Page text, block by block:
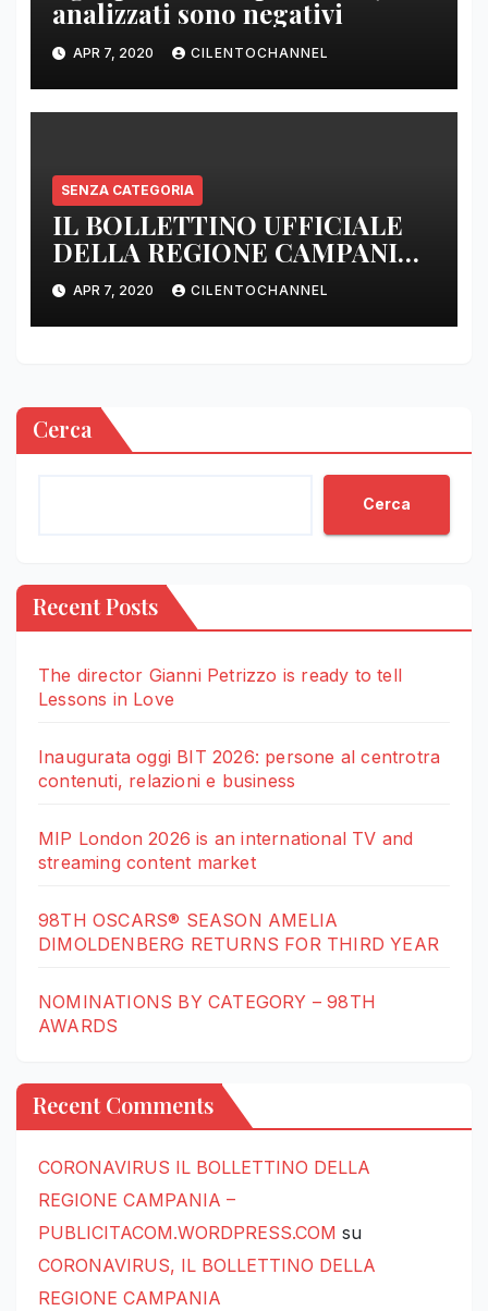
analizzati sono negativi
APR 7, 2020 CILENTOCHANNEL
SENZA CATEGORIA
IL BOLLETTINO UFFICIALE
DELLA REGIONE CAMPANIA
DELLE ORE 22.00
APR 7, 2020 CILENTOCHANNEL
Cerca
Cerca
Recent Posts
The director Gianni Petrizzo is ready to tell
Lessons in Love
Inaugurata oggi BIT 2026: persone al centrotra
contenuti, relazioni e business
MIP London 2026 is an international TV and
streaming content market
98TH OSCARS® SEASON AMELIA
DIMOLDENBERG RETURNS FOR THIRD YEAR
NOMINATIONS BY CATEGORY – 98TH
AWARDS
Recent Comments
CORONAVIRUS IL BOLLETTINO DELLA
REGIONE CAMPANIA –
PUBLICITACOM.WORDPRESS.COM su
CORONAVIRUS, IL BOLLETTINO DELLA
REGIONE CAMPANIA